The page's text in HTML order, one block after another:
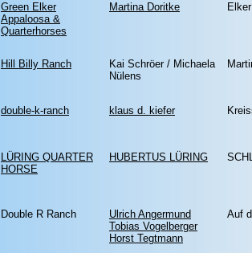
Green Elker
Appaloosa &
Quarterhorses
Martina Doritke
Hill Billy Ranch
Kai Schröer / Michaela
Nülens
double-k-ranch klaus d. kiefer
LÜRING QUARTER
HORSE
HUBERTUS LÜRING
Double R Ranch
Ulrich Angermund
Tobias Vogelberger
Horst Tegtmann
Auf